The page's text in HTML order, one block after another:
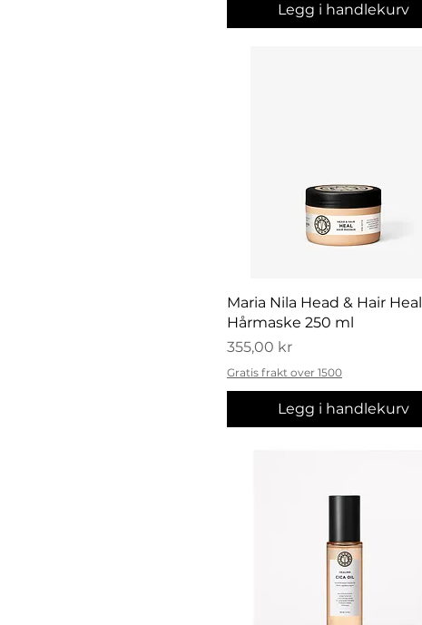
Legg i handlekurv
Hurtigvisning
Maria Nila Head & Hair Heal
Hårmaske 250 ml
Pris
355,00 kr
Gratis frakt over 1500
Legg i handlekurv